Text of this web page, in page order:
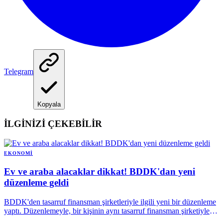
Telegram
Kopyala
İLGİNİZİ ÇEKEBİLİR
EKONOMI
Ev ve araba alacaklar dikkat! BDDK'dan yeni
düzenleme geldi
BDDK'den tasarruf finansman şirketleriyle ilgili yeni bir düzenleme
yaptı. Düzenlemeyle, bir kişinin aynı tasarruf finansman şirketiyle